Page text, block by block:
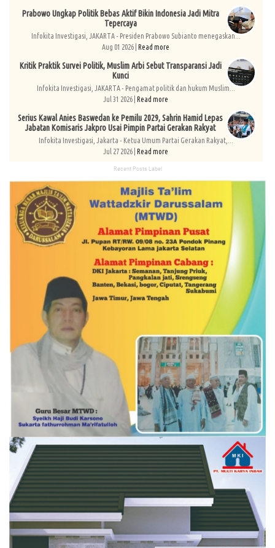
Prabowo Ungkap Politik Bebas Aktif Bikin Indonesia Jadi Mitra
Tepercaya
Infokita Investigasi, JAKARTA - Presiden Prabowo Subianto menegaskan...
Aug 01 2026 | Read more
Kritik Praktik Survei Politik, Muslim Arbi Sebut Transparansi Jadi
Kunci
Infokita Investigasi, JAKARTA - Pengamat politik dan hukum Muslim...
Jul 31 2026 | Read more
Serius Kawal Anies Baswedan ke Pemilu 2029, Sahrin Hamid Lepas
Jabatan Komisaris Jakpro Usai Pimpin Partai Gerakan Rakyat
Infokita Investigasi, Jakarta - Ketua Umum Partai Gerakan Rakyat,...
Jul 27 2026 | Read more
Recent Posts Label